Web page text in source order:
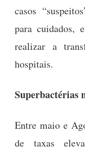
casos
para cuidados,
realizar a
hospitais.
Superbactérias
Entre maio e
de taxas